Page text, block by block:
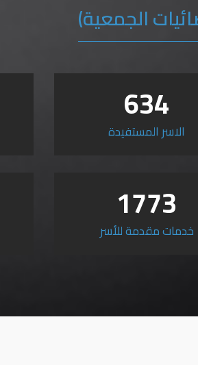
الجمعية)
634
الاسر المستفيدة
1773
خدمات مقدمة للأسر